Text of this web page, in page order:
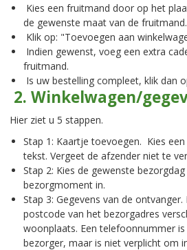
Kies een fruitmand door op het
de gewenste maat van de fruitmand.
Klik op: "Toevoegen aan
Indien gewenst, voeg een extra
fruitmand.
Is uw bestelling compleet, klik dan
2. Winkelwagen/
Hier ziet u 5 stappen.
Stap 1: Kaartje toevoegen. Kies
tekst. Vergeet de afzender niet te
Stap 2: Kies de gewenste
bezorgmoment in.
Stap 3: Gegevens van de
postcode van het bezorgadres
woonplaats. Een telefoonnummer
bezorger, maar is niet verplicht om